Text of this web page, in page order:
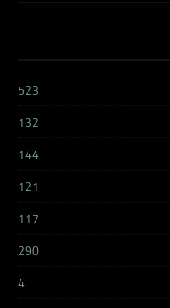
523
132
144
121
117
290
4